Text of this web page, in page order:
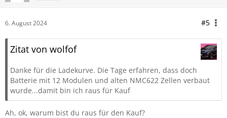
6. August 2024 #5
Zitat von wolfof
Danke für die Ladekurve. Die Tage erfahren, dass doch
Batterie mit 12 Modulen und alten NMC622 Zellen verbaut
wurde...damit bin ich raus für Kauf
Ah, ok, warum bist du raus für den Kauf?